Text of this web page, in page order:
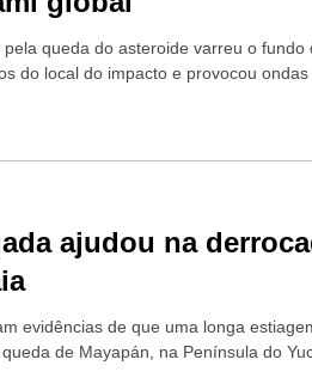
queda do asteroide varreu o fundo
do local do impacto e provocou ondas
ajudou na
evidências de que uma longa
de Mayapán, na Península do